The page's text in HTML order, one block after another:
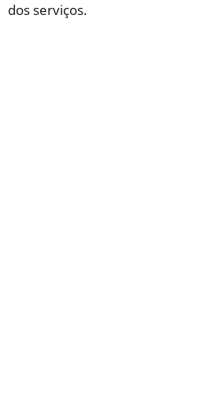
dos serviços.